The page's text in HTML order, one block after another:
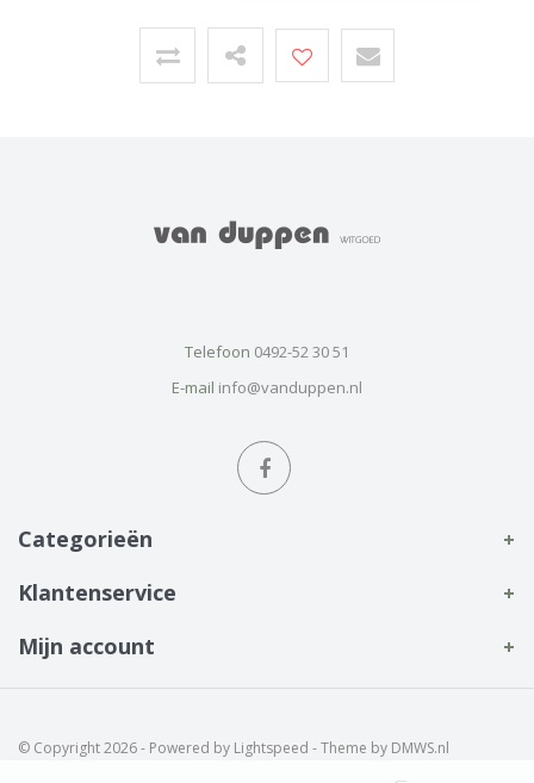
Telefoon 0492-52 30 51
E-mail info@vanduppen.nl
Categorieën
Klantenservice
Mijn account
© Copyright 2026 - Powered by Lightspeed - Theme by DMWS.nl